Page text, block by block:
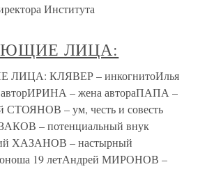
Института
ЛИЦА:
КЛЯВЕР – инкогнитоИлья
– жена автораПАПА –
СТОЯНОВ – ум, честь и совесть
– потенциальный внук
ХАЗАНОВ – настырный
19 летАндрей МИРОНОВ –